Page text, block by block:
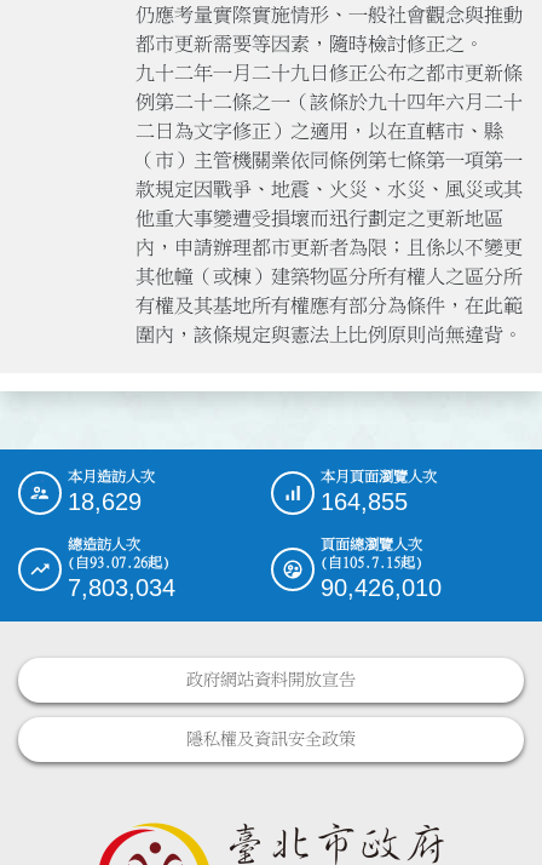
仍應考量實際實施情形、一般社會觀念與推動
都市更新需要等因素，隨時檢討修正之。
九十二年一月二十九日修正公布之都市更新條
例第二十二條之一（該條於九十四年六月二十
二日為文字修正）之適用，以在直轄市、縣
（市）主管機關業依同條例第七條第一項第一
款規定因戰爭、地震、火災、水災、風災或其
他重大事變遭受損壞而迅行劃定之更新地區
內，申請辦理都市更新者為限；且係以不變更
其他幢（或棟）建築物區分所有權人之區分所
有權及其基地所有權應有部分為條件，在此範
::: 本月造訪人次
18,629
本月頁面瀏覽人次
164,855
總造訪人次
(自93.07.26起)
7,803,034
頁面總瀏覽人次
(自105.7.15起)
90,426,010
政府網站資料開放宣告
隱私權及資訊安全政策